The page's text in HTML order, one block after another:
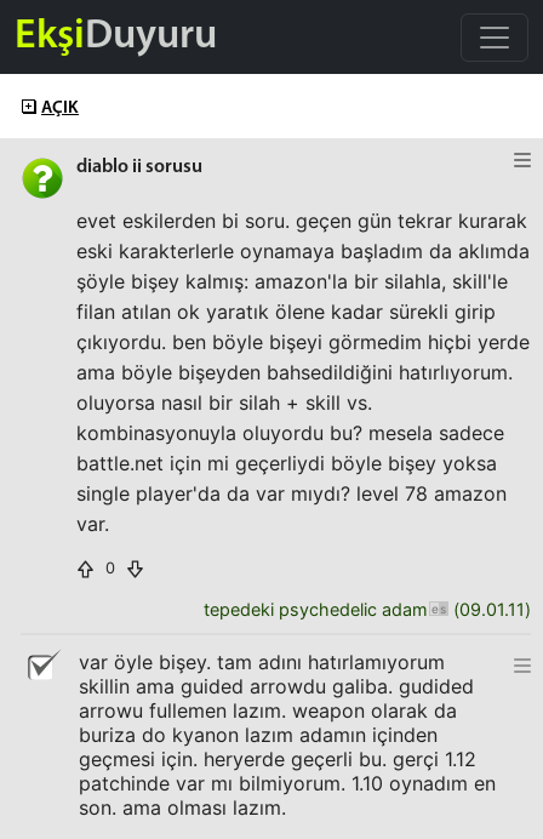
EkşiDuyuru
AÇIK
diablo ii sorusu
evet eskilerden bi soru. geçen gün tekrar kurarak
eski karakterlerle oynamaya başladım da aklımda
şöyle bişey kalmış: amazon'la bir silahla, skill'le
filan atılan ok yaratık ölene kadar sürekli girip
çıkıyordu. ben böyle bişeyi görmedim hiçbi yerde
ama böyle bişeyden bahsedildiğini hatırlıyorum.
oluyorsa nasıl bir silah + skill vs.
kombinasyonuyla oluyordu bu? mesela sadece
battle.net için mi geçerliydi böyle bişey yoksa
single player'da da var mıydı? level 78 amazon
var.
0
tepedeki psychedelic adam (09.01.11)
var öyle bişey. tam adını hatırlamıyorum
skillin ama guided arrowdu galiba. gudided
arrowu fullemen lazım. weapon olarak da
buriza do kyanon lazım adamın içinden
geçmesi için. heryerde geçerli bu. gerçi 1.12
patchinde var mı bilmiyorum. 1.10 oynadım en
son. ama olması lazım.